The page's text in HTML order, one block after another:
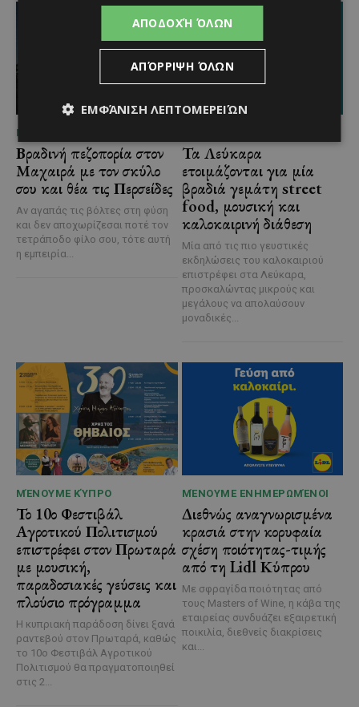
ΜΈΝΟΥΜΕ ΚΎΠΡΟ
Βραδινή πεζοπορία στον
Μαχαιρά με τον σκύλο
σου και θέα τις Περσείδες
Αν αγαπάς τις βόλτες στη φύση
και δεν αποχωρίζεσαι ποτέ τον
τετράποδο φίλο σου, τότε αυτή
η εμπειρία...
Τα Λεύκαρα
ετοιμάζονται για μία
βραδιά γεμάτη street
food, μουσική και
καλοκαιρινή διάθεση
Μία από τις πιο γευστικές
εκδηλώσεις του καλοκαιριού
επιστρέφει στα Λεύκαρα,
προσκαλώντας μικρούς και
μεγάλους να απολαύσουν
μοναδικές...
ΜΈΝΟΥΜΕ ΚΎΠΡΟ
Το 10ο Φεστιβάλ
Αγροτικού Πολιτισμού
επιστρέφει στον Πρωταρά
με μουσική,
παραδοσιακές γεύσεις και
πλούσιο πρόγραμμα
Η κυπριακή παράδοση δίνει ξανά
ραντεβού στον Πρωταρά, καθώς
το 10ο Φεστιβάλ Αγροτικού
Πολιτισμού θα πραγματοποιηθεί
στις 2...
ΜΈΝΟΥΜΕ ΕΝΗΜΕΡΩΜΈΝΟΙ
Διεθνώς αναγνωρισμένα
κρασιά στην κορυφαία
σχέση ποιότητας-τιμής
από τη Lidl Κύπρου
Με σφραγίδα ποιότητας από
τους Masters of Wine, η κάβα της
εταιρείας συνδυάζει εξαιρετική
ποικιλία, διεθνείς διακρίσεις
και...
ΑΠΟΔΟΧΉ ΌΛΩΝ
ΑΠΌΡΡΙΨΗ ΌΛΩΝ
ΕΜΦΆΝΙΣΗ ΛΕΠΤΟΜΕΡΕΙΏΝ